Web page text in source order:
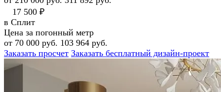
17 500 ₽
в Сплит
Цена за погонный метр
от 70 000 руб. 103 964 руб.
Заказать просчет Заказать бесплатный дизайн-проект